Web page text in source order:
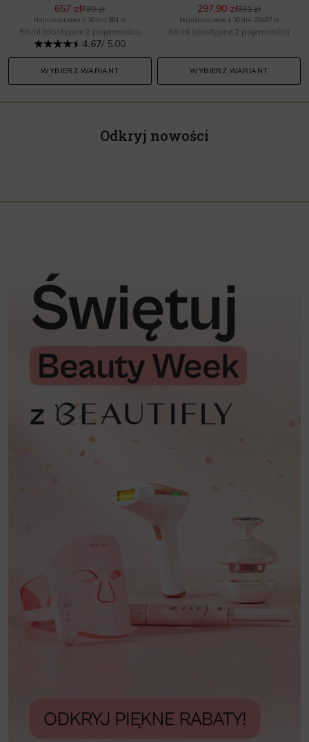
657 zł730 zł
Najniższa cena z 30 dni: 584 zł
50 ml (dostępne 2 pojemności)
4.67/ 5.00
WYBIERZ WARIANT
297,90 zł331 zł
Najniższa cena z 30 dni: 254,87 zł
60 ml (dostępne 2 pojemności)
WYBIERZ WARIANT
Odkryj nowości